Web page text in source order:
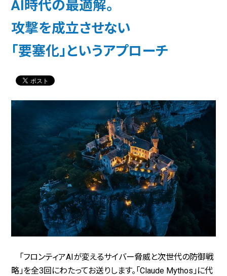
AI時代の最適解。
攻撃を成立させない
「要塞化」というアプローチ
「フロンティアAIが変えるサイバー脅威と次世代の防御戦
略」を全3回にわたってお送りします。「Claude Mythos」に代